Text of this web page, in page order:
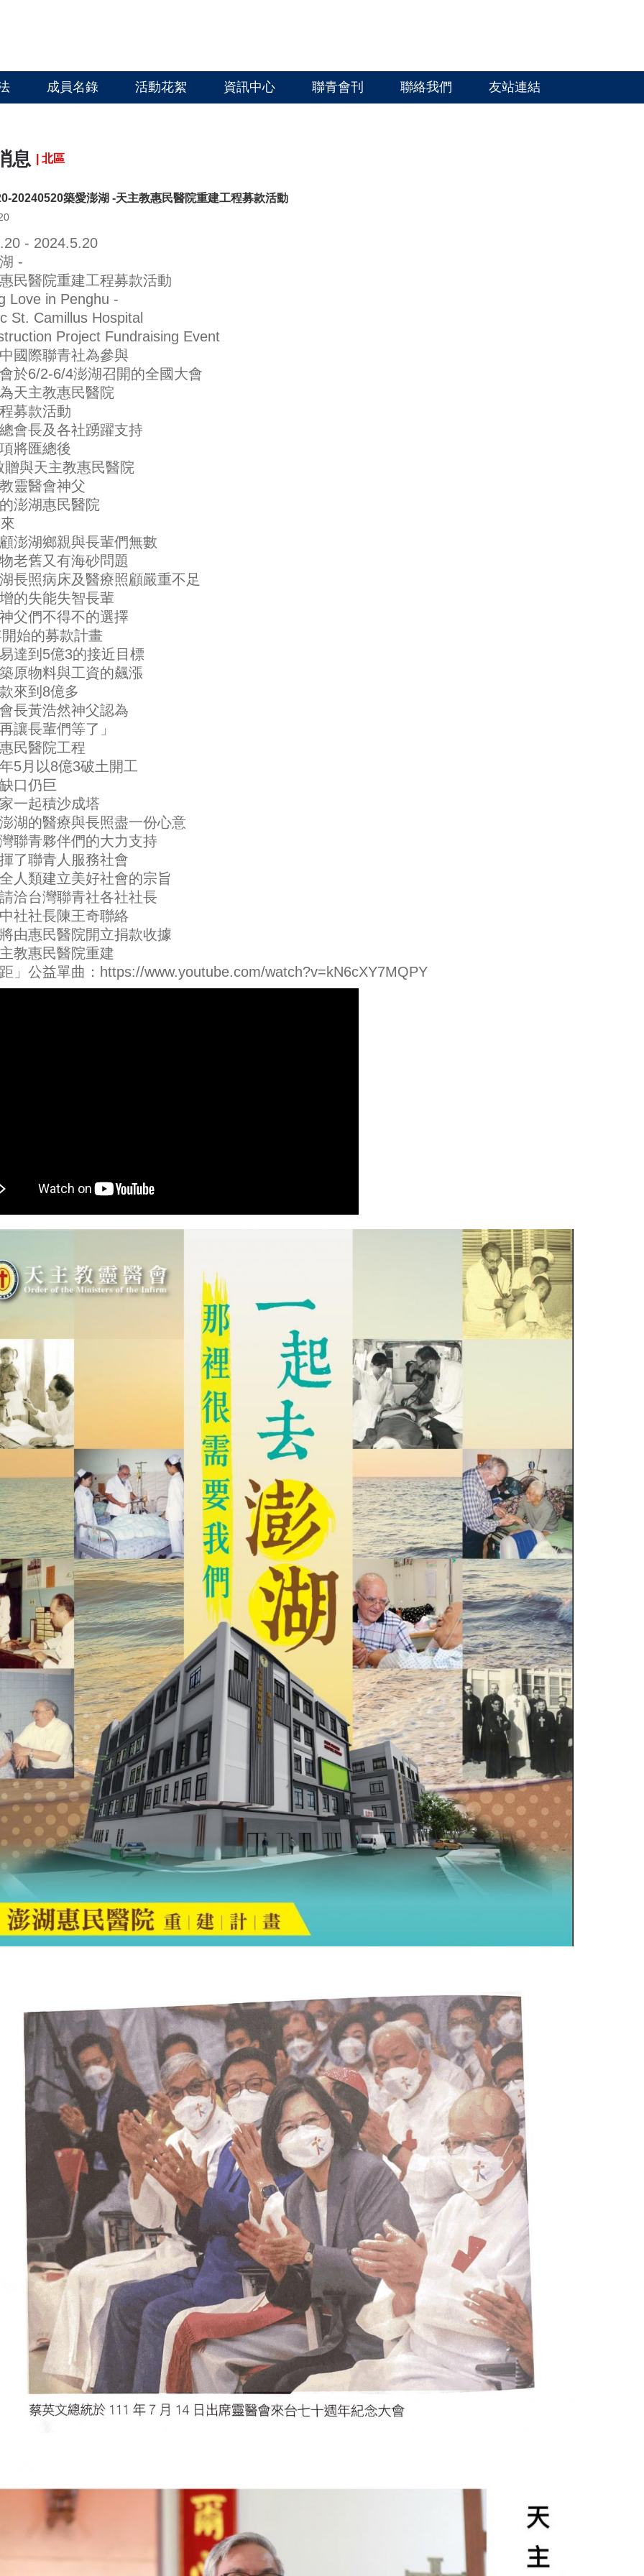
成員名錄 活動花絮 資訊中心 聯青會刊 聯絡我們 友站連結
息 | 北區
20240520築愛澎湖 -天主教惠民醫院重建工程募款活動
- 2024.5.20
-
民醫院重建工程募款活動
Love in Penghu -
St. Camillus Hospital
Project Fundraising Event
國際聯青社為參與
於6/2-6/4澎湖召開的全國大會
天主教惠民醫院
募款活動
會長及各社踴躍支持
將匯總後
贈與天主教惠民醫院
靈醫會神父
澎湖惠民醫院
澎湖鄉親與長輩們無數
老舊又有海砂問題
長照病床及醫療照顧嚴重不足
的失能失智長輩
父們不得不的選擇
始的募款計畫
達到5億3的接近目標
原物料與工資的飆漲
來到8億多
長黃浩然神父認為
讓長輩們等了」
民醫院工程
5月以8億3破土開工
口仍巨
一起積沙成塔
湖的醫療與長照盡一份心意
聯青夥伴們的大力支持
了聯青人服務社會
人類建立美好社會的宗旨
洽台灣聯青社各社社長
社社長陳王奇聯絡
由惠民醫院開立捐款收據
教惠民醫院重建
」公益單曲： https://www.youtube.com/watch?v=kN6cXY7MQPY